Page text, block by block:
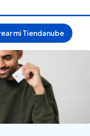
mi Tiendanube